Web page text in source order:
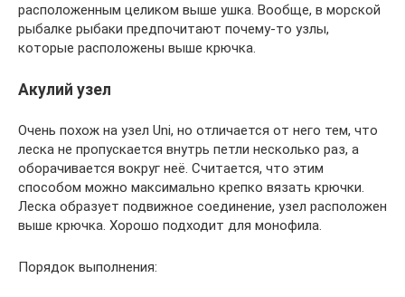
расположенным целиком выше ушка. Вообще, в морской
рыбалке рыбаки предпочитают почему-то узлы,
которые расположены выше крючка.
Акулий узел
Очень похож на узел Uni, но отличается от него тем, что
леска не пропускается внутрь петли несколько раз, а
оборачивается вокруг неё. Считается, что этим
способом можно максимально крепко вязать крючки.
Леска образует подвижное соединение, узел расположен
выше крючка. Хорошо подходит для монофила.
Порядок выполнения: